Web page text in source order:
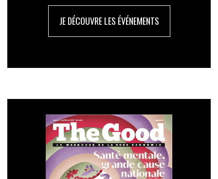
JE DÉCOUVRE LES ÉVÉNEMENTS